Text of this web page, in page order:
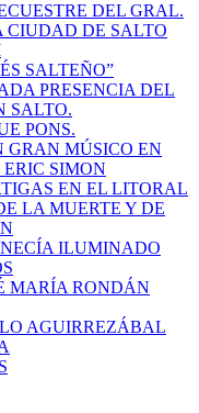
DEL GRAL.
CIUDAD DE SALTO
SALTEÑO”
PRESENCIA DEL
SALTO.
PONS.
GRAN MÚSICO EN
SIMON
EN EL LITORAL
LA MUERTE Y DE
ILUMINADO
MARÍA RONDÁN
AGUIRREZÁBAL